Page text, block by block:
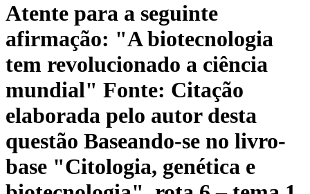
Atente para a seguinte
afirmação: "A biotecnologia
tem revolucionado a ciência
mundial" Fonte: Citação
elaborada pelo autor desta
questão Baseando-se no livro-
base "Citologia, genética e